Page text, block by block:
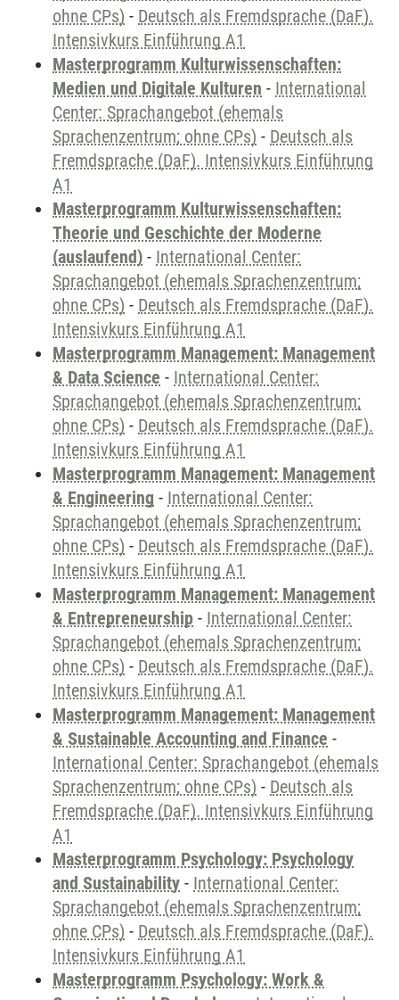
ohne CPs) - Deutsch als Fremdsprache (DaF).
Intensivkurs Einführung A1
Masterprogramm Kulturwissenschaften:
Medien und Digitale Kulturen - International
Center: Sprachangebot (ehemals
Sprachenzentrum; ohne CPs) - Deutsch als
Fremdsprache (DaF). Intensivkurs Einführung
A1
Masterprogramm Kulturwissenschaften:
Theorie und Geschichte der Moderne
(auslaufend) - International Center:
Sprachangebot (ehemals Sprachenzentrum;
ohne CPs) - Deutsch als Fremdsprache (DaF).
Intensivkurs Einführung A1
Masterprogramm Management: Management
& Data Science - International Center:
Sprachangebot (ehemals Sprachenzentrum;
ohne CPs) - Deutsch als Fremdsprache (DaF).
Intensivkurs Einführung A1
Masterprogramm Management: Management
& Engineering - International Center:
Sprachangebot (ehemals Sprachenzentrum;
ohne CPs) - Deutsch als Fremdsprache (DaF).
Intensivkurs Einführung A1
Masterprogramm Management: Management
& Entrepreneurship - International Center:
Sprachangebot (ehemals Sprachenzentrum;
ohne CPs) - Deutsch als Fremdsprache (DaF).
Intensivkurs Einführung A1
Masterprogramm Management: Management
& Sustainable Accounting and Finance -
International Center: Sprachangebot (ehemals
Sprachenzentrum; ohne CPs) - Deutsch als
Fremdsprache (DaF). Intensivkurs Einführung
A1
Masterprogramm Psychology: Psychology
and Sustainability - International Center:
Sprachangebot (ehemals Sprachenzentrum;
ohne CPs) - Deutsch als Fremdsprache (DaF).
Intensivkurs Einführung A1
Masterprogramm Psychology: Work &